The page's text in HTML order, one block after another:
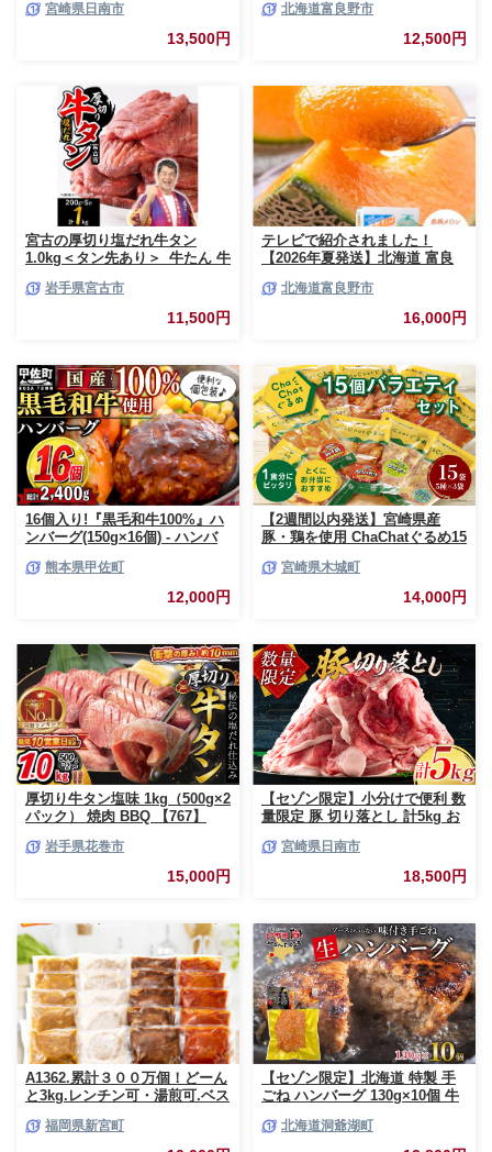
3kg お肉 豚肉 ポーク 国産 小分
け 真空パック 個包装 万能食材
おすすめ おかず 食品 炒め物 お
ぶ 焼肉 お祝い 記念日 ギフト
贈り物 贈答 プレゼント おすそ
分け 宮崎県 日南市 送料無料
_BCV1-24
宮崎県日南市
13,500円
市 (相馬農園) メロン フルーツ
果物 新鮮 甘い 贈り物 ギフト
道産 ジューシー おやつ ふらの
北海道富良野市
12,500円
宮古の厚切り塩だれ牛タン
1.0kg＜タン先あり＞_牛たん 牛
厚切り牛タン【1181948】
岩手県宮古市
11,500円
テレビで紹介されました！
【2026年夏発送】北海道 富良
上 大玉サイズ メロン
北海道富良野市
16,000円
16個入り!『黒毛和牛100%』ハ
ンバーグ(150g×16個) - ハンバ
個包装 小分け 人気 牛肉100%
黒毛和牛 冷凍 国産 おすすめ ラ
ンキング 和牛 お取り寄せ 焼く
産牛 総菜 甲佐町【価格改定】X
熊本県甲佐町
12,000円
【2週間以内発送】宮崎県産
豚・鶏を使用 ChaChatぐるめ15
_K16_0040_4
宮崎県木城町
14,000円
厚切り牛タン塩味 1kg（500g×2
パック） 焼肉 BBQ 【767】
岩手県花巻市
15,000円
【セゾン限定】小分けで便利 数
量限定 豚 切り落とし 計5kg お
空パック 個包装 万能食材 おす
すめ おかず 食品 炒め物 お弁当
豚丼 豚しゃぶ しゃぶしゃぶ 焼
贈答 プレゼント おすそ分け 宮
崎県 日南市 送料無料_CCV2-26
宮崎県日南市
18,500円
A1362.累計３００万個！どーん
と3kg.レンチン可・湯煎可.ベス
【150g×20個】【訳あり】【北
海道・沖縄・離島へ配送不可】
福岡県新宮町
【セゾン限定】北海道 特製 手
ごね ハンバーグ 130g×10個 牛
肉屋 手作り 小分け ジューシー
おかず 本格的 簡単 調理 グルメ
北海道洞爺湖町